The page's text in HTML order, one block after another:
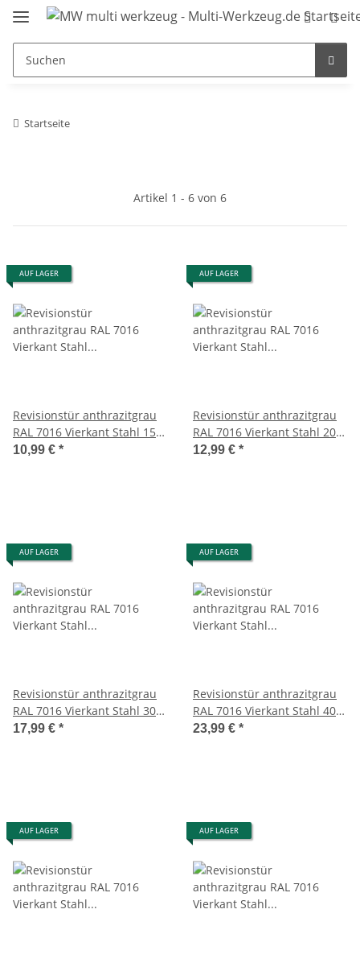
Startseite
Artikel 1 - 6 von 6
AUF LAGER
Revisionstür anthrazitgrau
RAL 7016 Vierkant Stahl 15 x
15
10,99 € *
AUF LAGER
Revisionstür anthrazitgrau
RAL 7016 Vierkant Stahl 20 x
20
12,99 € *
AUF LAGER
Revisionstür anthrazitgrau
RAL 7016 Vierkant Stahl 30 x
30
17,99 € *
AUF LAGER
Revisionstür anthrazitgrau
RAL 7016 Vierkant Stahl 40 x
40
23,99 € *
AUF LAGER AUF LAGER